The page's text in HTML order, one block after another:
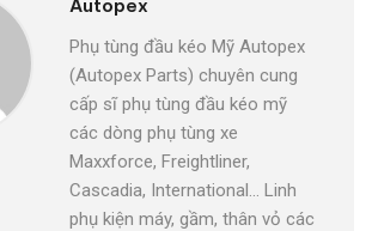
Autopex
Phụ tùng đầu kéo Mỹ Autopex
(Autopex Parts) chuyên cung
cấp sĩ phụ tùng đầu kéo mỹ
các dòng phụ tùng xe
Maxxforce, Freightliner,
Cascadia, International... Linh
phụ kiện máy, gầm, thân vỏ các